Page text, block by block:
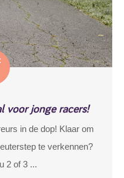
voor jonge racers!
in de dop! Klaar om
te verkennen?
2 of 3 ...